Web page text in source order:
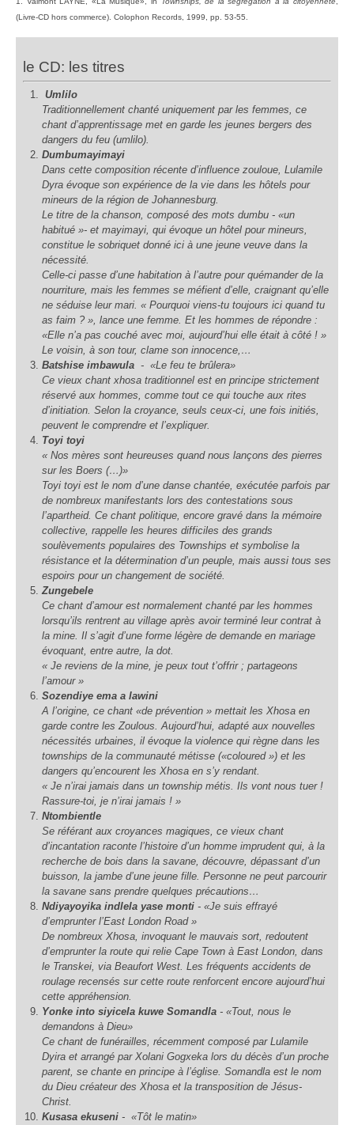
(Livre-CD hors commerce). Colophon Records, 1999, pp. 53-55.
le CD: les titres
Umlilo
Traditionnellement chanté uniquement par les femmes, ce
chant d’apprentissage met en garde les jeunes bergers des
dangers du feu (umlilo).
Dumbumayimayi
Dans cette composition récente d’influence zouloue, Lulamile
Dyra évoque son expérience de la vie dans les hôtels pour
mineurs de la région de Johannesburg.
Le titre de la chanson, composé des mots dumbu - «un
habitué »- et mayimayi, qui évoque un hôtel pour mineurs,
constitue le sobriquet donné ici à une jeune veuve dans la
nécessité.
Celle-ci passe d’une habitation à l’autre pour quémander de la
nourriture, mais les femmes se méfient d’elle, craignant qu’elle
ne séduise leur mari. « Pourquoi viens-tu toujours ici quand tu
as faim ? », lance une femme. Et les hommes de répondre :
«Elle n’a pas couché avec moi, aujourd’hui elle était à côté ! »
Le voisin, à son tour, clame son innocence,…
Batshise imbawula - «Le feu te brûlera»
Ce vieux chant xhosa traditionnel est en principe strictement
réservé aux hommes, comme tout ce qui touche aux rites
d’initiation. Selon la croyance, seuls ceux-ci, une fois initiés,
peuvent le comprendre et l’expliquer.
Toyi toyi
« Nos mères sont heureuses quand nous lançons des pierres
sur les Boers (…)»
Toyi toyi est le nom d’une danse chantée, exécutée parfois par
de nombreux manifestants lors des contestations sous
l’apartheid. Ce chant politique, encore gravé dans la mémoire
collective, rappelle les heures difficiles des grands
soulèvements populaires des Townships et symbolise la
résistance et la détermination d’un peuple, mais aussi tous ses
espoirs pour un changement de société.
Zungebele
Ce chant d’amour est normalement chanté par les hommes
lorsqu’ils rentrent au village après avoir terminé leur contrat à
la mine. Il s’agit d’une forme légère de demande en mariage
évoquant, entre autre, la dot.
« Je reviens de la mine, je peux tout t’offrir ; partageons
l’amour »
Sozendiye ema a lawini
A l’origine, ce chant «de prévention » mettait les Xhosa en
garde contre les Zoulous. Aujourd’hui, adapté aux nouvelles
nécessités urbaines, il évoque la violence qui règne dans les
townships de la communauté métisse («coloured ») et les
dangers qu’encourent les Xhosa en s’y rendant.
« Je n’irai jamais dans un township métis. Ils vont nous tuer !
Rassure-toi, je n’irai jamais ! »
Ntombientle
Se référant aux croyances magiques, ce vieux chant
d’incantation raconte l’histoire d’un homme imprudent qui, à la
recherche de bois dans la savane, découvre, dépassant d’un
buisson, la jambe d’une jeune fille. Personne ne peut parcourir
la savane sans prendre quelques précautions…
Ndiyayoyika indlela yase monti - «Je suis effrayé
d’emprunter l’East London Road »
De nombreux Xhosa, invoquant le mauvais sort, redoutent
d’emprunter la route qui relie Cape Town à East London, dans
le Transkei, via Beaufort West. Les fréquents accidents de
roulage recensés sur cette route renforcent encore aujourd’hui
cette appréhension.
Yonke into siyicela kuwe Somandla - «Tout, nous le
demandons à Dieu»
Ce chant de funérailles, récemment composé par Lulamile
Dyira et arrangé par Xolani Gogxeka lors du décès d’un proche
parent, se chante en principe à l’église. Somandla est le nom
du Dieu créateur des Xhosa et la transposition de Jésus-
Christ.
Kusasa ekuseni - «Tôt le matin»